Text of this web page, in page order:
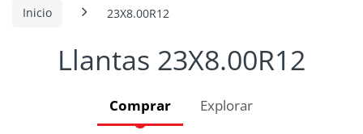
Inicio 23X8.00R12
Llantas 23X8.00R12
Comprar Explorar